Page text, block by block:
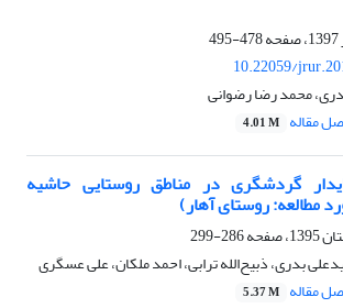
478-495
10.22059/
محمد رضا رضوانی
مقاله 4.01 M
گردشگری در مناطق روستایی حاشیه
مطالعه: روستای آهار)
286-299
بدری، ذبیح‌الله ترابی، احمد ملکان، علی عسگری
مقاله 5.37 M